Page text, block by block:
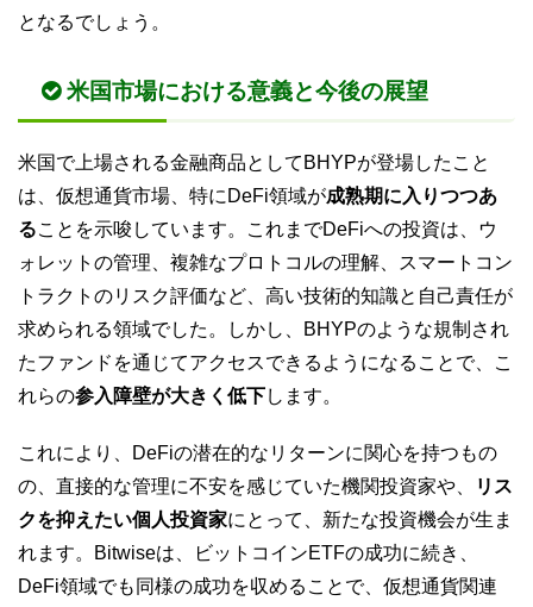
となるでしょう。
米国市場における意義と今後の展望
米国で上場される金融商品としてBHYPが登場したこと
は、仮想通貨市場、特にDeFi領域が成熟期に入りつつあ
ることを示唆しています。これまでDeFiへの投資は、ウ
ォレットの管理、複雑なプロトコルの理解、スマートコン
トラクトのリスク評価など、高い技術的知識と自己責任が
求められる領域でした。しかし、BHYPのような規制され
たファンドを通じてアクセスできるようになることで、こ
れらの参入障壁が大きく低下します。
これにより、DeFiの潜在的なリターンに関心を持つもの
の、直接的な管理に不安を感じていた機関投資家や、
リス
クを抑えたい個人投資家にとって、新たな投資機会が生ま
れます。Bitwiseは、ビットコインETFの成功に続き、
DeFi領域でも同様の成功を収めることで、仮想通貨関連